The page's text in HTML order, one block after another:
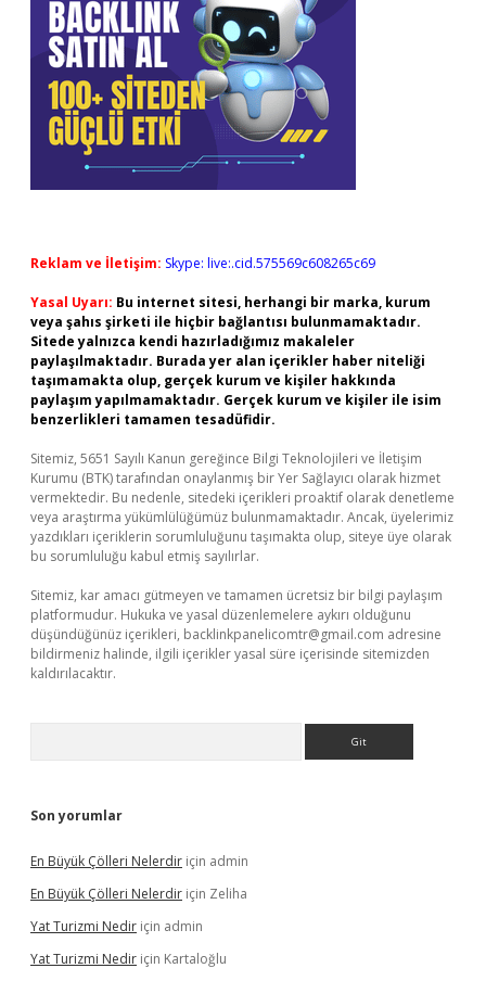
Reklam ve İletişim: Skype: live:.cid.575569c608265c69
Yasal Uyarı: Bu internet sitesi, herhangi bir marka, kurum
veya şahıs şirketi ile hiçbir bağlantısı bulunmamaktadır.
Sitede yalnızca kendi hazırladığımız makaleler
paylaşılmaktadır. Burada yer alan içerikler haber niteliği
taşımamakta olup, gerçek kurum ve kişiler hakkında
paylaşım yapılmamaktadır. Gerçek kurum ve kişiler ile isim
benzerlikleri tamamen tesadüfidir.
Sitemiz, 5651 Sayılı Kanun gereğince Bilgi Teknolojileri ve İletişim
Kurumu (BTK) tarafından onaylanmış bir Yer Sağlayıcı olarak hizmet
vermektedir. Bu nedenle, sitedeki içerikleri proaktif olarak denetleme
veya araştırma yükümlülüğümüz bulunmamaktadır. Ancak, üyelerimiz
yazdıkları içeriklerin sorumluluğunu taşımakta olup, siteye üye olarak
bu sorumluluğu kabul etmiş sayılırlar.
Sitemiz, kar amacı gütmeyen ve tamamen ücretsiz bir bilgi paylaşım
platformudur. Hukuka ve yasal düzenlemelere aykırı olduğunu
düşündüğünüz içerikleri, backlinkpanelicomtr@gmail.com adresine
bildirmeniz halinde, ilgili içerikler yasal süre içerisinde sitemizden
kaldırılacaktır.
Son yorumlar
En Büyük Çölleri Nelerdir için admin
En Büyük Çölleri Nelerdir için Zeliha
Yat Turizmi Nedir için admin
Yat Turizmi Nedir için Kartaloğlu